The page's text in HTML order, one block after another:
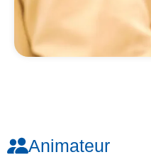
Animateur